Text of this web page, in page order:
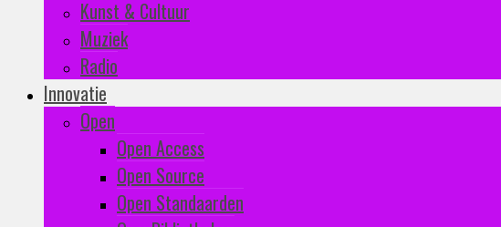
Kunst & Cultuur
Muziek
Radio
Innovatie
Open
Open Access
Open Source
Open Standaarden